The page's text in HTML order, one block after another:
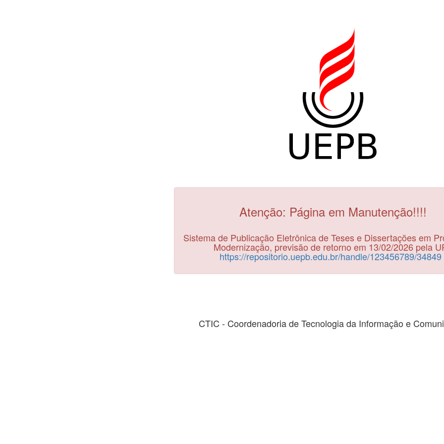
Atenção: Página em Manutenção!!!!
Sistema de Publicação Eletrônica de Teses e Dissertações em
Modernização, previsão de retorno em 13/02/2026 pela
https://repositorio.uepb.edu.br/handle/123456789/34849
CTIC - Coordenadoria de Tecnologia da Informação e